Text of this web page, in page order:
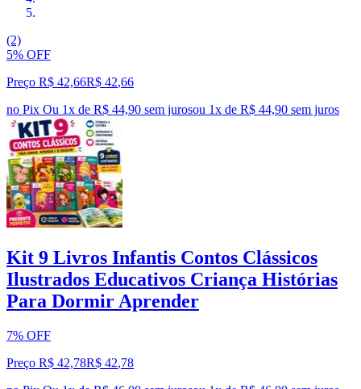
(2)
5% OFF
Preço R$ 42,66R$ 42,66
no Pix Ou 1x de R$ 44,90 sem jurosou 1x de R$ 44,90 sem juros
Kit 9 Livros Infantis Contos Clássicos
Ilustrados Educativos Criança Histórias
Para Dormir Aprender
7% OFF
Preço R$ 42,78R$ 42,78